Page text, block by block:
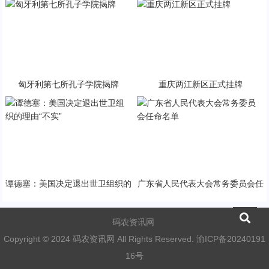
匈牙利第七所孔子学院揭牌 重庆两江新区正式挂牌
谭德塞：美国决定退出世卫组织的
广东省人民代表大会常务委员会任
码农资讯网
Copyright © 2024 码农资讯网 All Rights Reserved. 渝ICP备20240191
16号